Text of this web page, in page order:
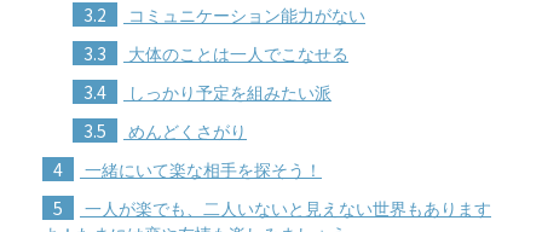
3.2 コミュニケーション能力がない
3.3 大体のことは一人でこなせる
3.4 しっかり予定を組みたい派
3.5 めんどくさがり
4 一緒にいて楽な相手を探そう！
5
一人が楽でも、二人いないと見えない世界もあります